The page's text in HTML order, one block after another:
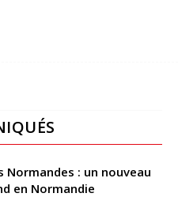
Normandes : un nouveau
en Normandie